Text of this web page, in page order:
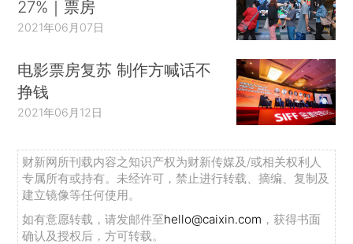
27%｜票房
2021年06月07日
电影票房复苏 制作方喊话不
挣钱
2021年06月12日
财新网所刊载内容之知识产权为财新传媒及/或相关权利人
专属所有或持有。未经许可，禁止进行转载、摘编、复制及
建立镜像等任何使用。
如有意愿转载，请发邮件至hello@caixin.com ，获得书面
确认及授权后，方可转载。